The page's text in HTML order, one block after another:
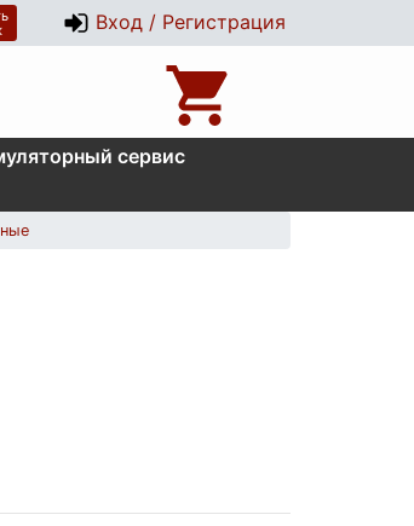
Вход / Регистрация
сервис